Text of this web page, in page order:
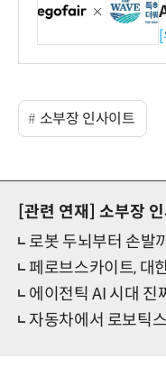
소부장 인사이트
[관련 연재]
소부장
로봇 두뇌부터 손발
페로브스카이트, 대
에이전틱 AI 시대 진
자동차에서 로보틱스로:검증된